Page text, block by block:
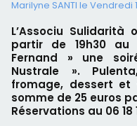
Marilyne SANTI le Vendredi
L’Associu
partir de 19h30 au
Fernand » une
Nustrale ».
fromage, dessert
somme de 25 euros
Réservations au 06 18